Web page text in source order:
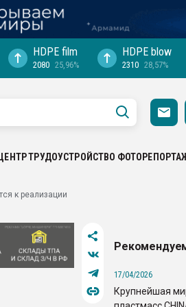
HDPE film
2080 25,96%
HDPE blow
2310 28,57%
ТРУДОУСТРОЙСТВО
к реализации
17/04/2026
Крупнейшая